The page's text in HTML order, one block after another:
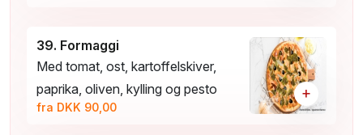
39. Formaggi
Med tomat, ost, kartoffelskiver,
paprika, oliven, kylling og pesto
fra DKK 90,00
+